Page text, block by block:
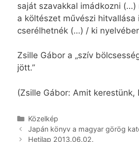
saját szavakkal imádkozni (…)
a költészet művészi
cserélhetnék (…) / ki
Zsille Gábor a „szív
jött.”
(Zsille Gábor: Amit
Kategória
Közelkép
Japán könyv a magyar görög
Hetilap 2013.06.02.